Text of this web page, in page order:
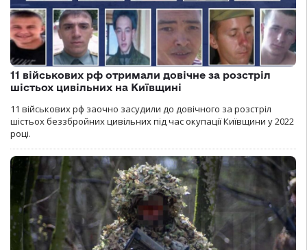
11 військових рф отримали довічне за розстріл
шістьох цивільних на Київщині
11 військових рф заочно засудили до довічного за розстріл
шістьох беззбройних цивільних під час окупації Київщини у 2022
році.